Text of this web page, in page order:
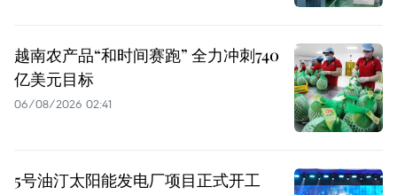
越南农产品“和时间赛跑” 全力冲刺740
亿美元目标
06/08/2026 02:41
5号油汀太阳能发电厂项目正式开工